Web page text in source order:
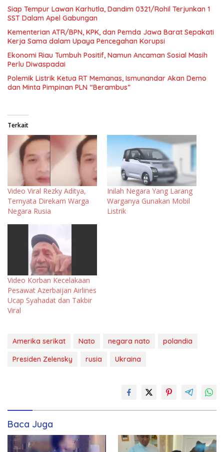
Siap Tempur Lawan Karhutla, Dandim 0321/Rohil Terjunkan 1
SST Dalam Apel Gabungan
Kementerian ATR/BPN, KPK, dan Pemda Jawa Barat Sepakati
Kerja Sama dalam Upaya Pencegahan Korupsi
Ekonomi Riau Tumbuh Positif, Namun Ancaman Sosial Masih
Perlu Diwaspadai
Polemik Listrik Ketua RT Memanas, Ismunandar Akan Demo
dan Minta Pimpinan PLN “Berambus”
Terkait
Video Viral Rezky Aditya,
Ternyata Direkam Warga
Negara Rusia
Inilah Negara Yang Larang
Warganya Gunakan Mobil
Listrik
Video Korban Kecelakaan
Pesawat Azerbaijan Airlines
Ucap Syahadat dan Takbir
Viral
Amerika serikat Nato negara nato
polandia
Presiden Zelensky
rusia Ukraina
Baca Juga